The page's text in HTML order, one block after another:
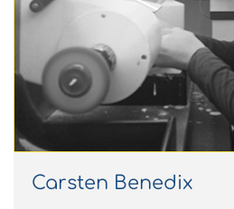
Carsten Benedix